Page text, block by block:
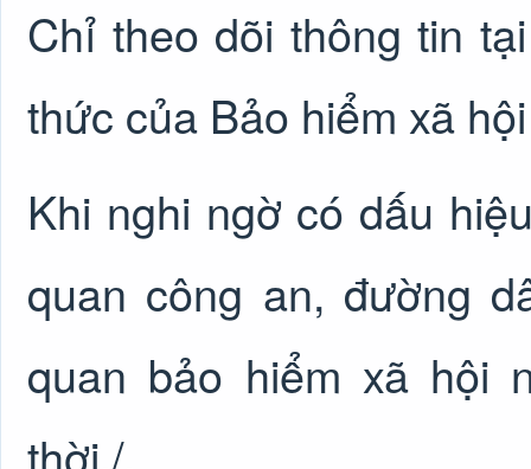
Chỉ theo dõi thông tin
thức của Bảo hiểm xã
Khi nghi ngờ có dấu
quan công an, đường
quan bảo hiểm xã hội
thời./.